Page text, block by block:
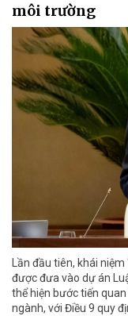
môi trường
Lần đầu tiên, khái
được đưa vào dự án
thể hiện bước tiến
ngành, với Điều 9 quy